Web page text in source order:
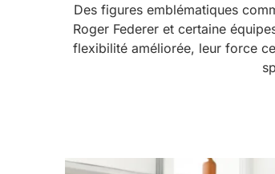
Des figures emblématiques
Roger Federer et certaine
flexibilité améliorée, leur force